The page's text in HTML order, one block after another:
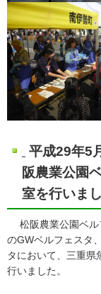
平成29年5
阪農業公園
室を行いま
松阪農業公園ベル
のGWベルフェスタ
タにおいて、三重県
行いました。